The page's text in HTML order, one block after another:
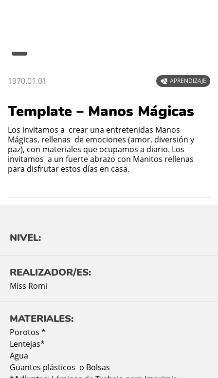
1970.01.01 APRENDIZAJE
Template – Manos Mágicas
Los invitamos a crear una entretenidas Manos
Mágicas, rellenas de emociones (amor, diversión y
paz), con materiales que ocupamos a diario. Los
invitamos a un fuerte abrazo con Manitos rellenas
para disfrutar estos días en casa.
NIVEL:
REALIZADOR/ES:
Miss Romi
MATERIALES:
Porotos *
Lentejas*
Agua
Guantes plásticos o Bolsas